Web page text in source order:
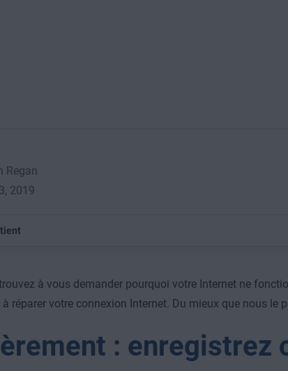
Regan
2019
à vous demander pourquoi votre Internet ne
réparer votre connexion Internet. Du mieux que nous le
: enregistrez